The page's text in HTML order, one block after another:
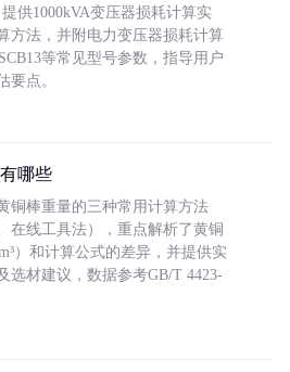
提供1000kVA变压器损耗计算实
方法，并附电力变压器损耗计算
等常见型号参数，指导用户
要点。
哪些
铜棒重量的三种常用计算方法
在线工具法），重点解析了黄铜
）和计算公式的差异，并提供实
选材建议，数据参考GB/T 4423-